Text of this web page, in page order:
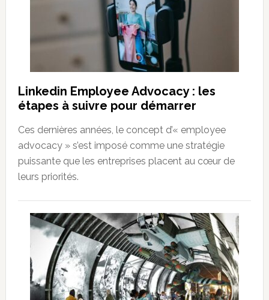
Linkedin Employee Advocacy : les
étapes à suivre pour démarrer
Ces dernières années, le concept d’« employee
advocacy » s’est imposé comme une stratégie
puissante que les entreprises placent au cœur de
leurs priorités.